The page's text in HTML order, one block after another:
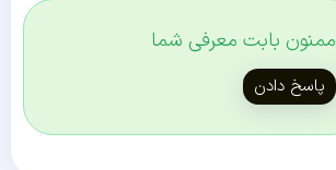
ممنون بابت معرفی شما
پاسخ دادن